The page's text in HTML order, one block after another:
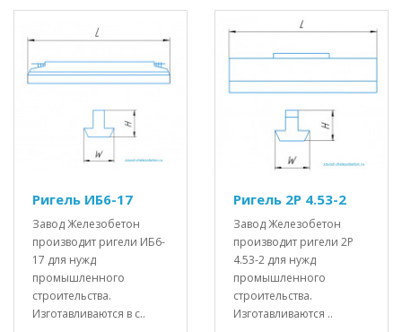
Ригель ИБ6-17
Завод Железобетон
производит ригели ИБ6-
17 для нужд
промышленного
строительства.
Изготавливаются в с..
Ригель 2Р 4.53-2
Завод Железобетон
производит ригели 2Р
4.53-2 для нужд
промышленного
строительства.
Изготавливаются ..